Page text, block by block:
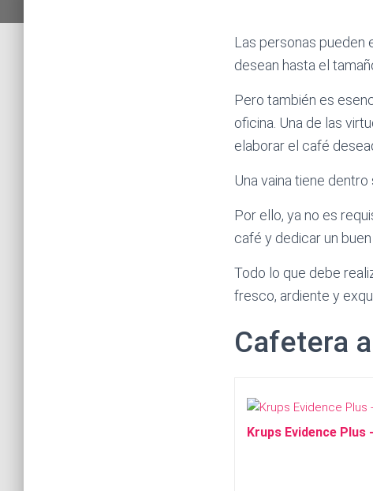
Las personas pueden
desean hasta el
Pero también es
oficina. Una de las
elaborar el café
Una vaina tiene
Por ello, ya no es
café y dedicar un
Todo lo que debe
fresco, ardiente y
Cafetera
Krups Evidence